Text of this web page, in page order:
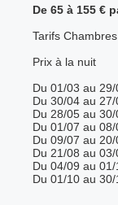
De 65 à 155 €
Tarifs
Prix à la nuit
Du 01/03 au
Du 30/04 au
Du 28/05 au
Du 01/07 au
Du 09/07 au
Du 21/08 au
Du 04/09 au
Du 01/10 au